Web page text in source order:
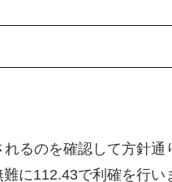
るのを確認して方針
に112.43で利確を行い